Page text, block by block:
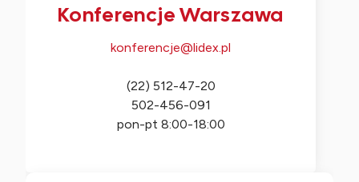
Konferencje Warszawa
konferencje@lidex.pl
(22) 512-47-20
502-456-091
pon-pt 8:00-18:00